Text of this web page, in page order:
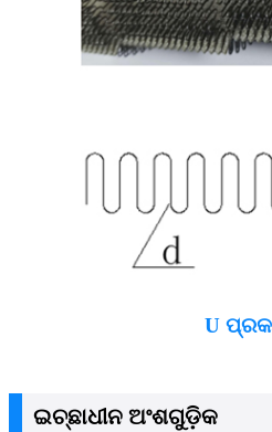
U
ଇଚ୍ଛାଧୀନ ଅଂଶଗୁଡ଼ିକ